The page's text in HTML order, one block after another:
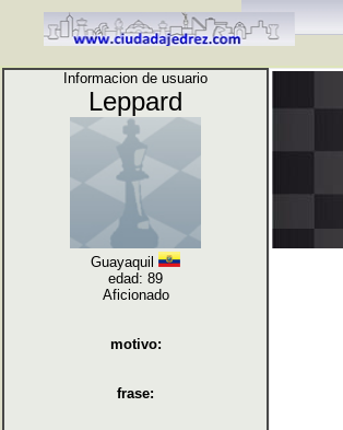
Informacion de usuario
Leppard
Guayaquil
edad: 89
Aficionado
motivo:
frase: